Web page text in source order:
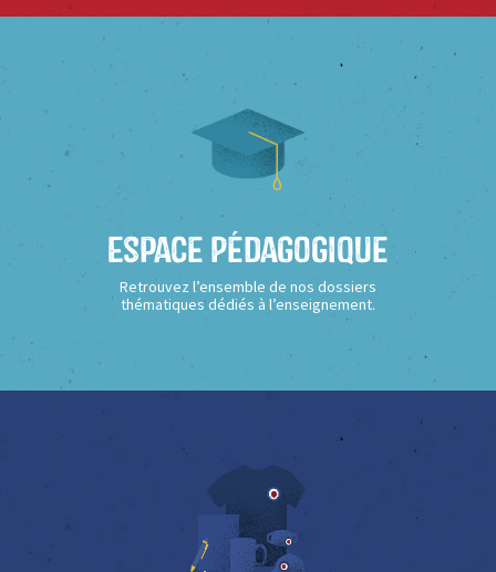
Espace Pédagogique
Retrouvez l’ensemble de nos dossiers
thématiques dédiés à l’enseignement.